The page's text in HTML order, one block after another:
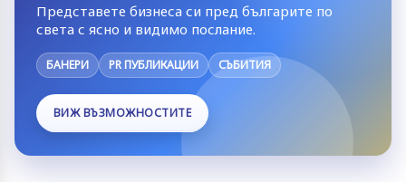
Представете бизнеса си пред българите по
света с ясно и видимо послание.
БАНЕРИ PR ПУБЛИКАЦИИ СЪБИТИЯ
ВИЖ ВЪЗМОЖНОСТИТЕ